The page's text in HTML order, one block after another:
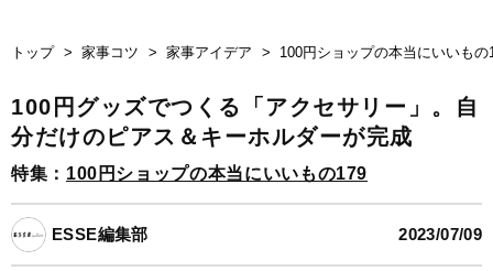
トップ 家事コツ 家事アイデア 100円ショップの本当にいいもの
100円グッズでつくる「アクセサリー」。自
分だけのピアス＆キーホルダーが完成
特集： 100円ショップの本当にいいもの179
ESSE編集部 2023/07/09